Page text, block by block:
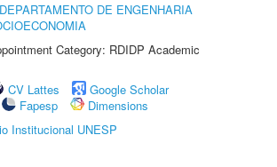
DEPARTAMENTO DE ENGENHARIA
Category: RDIDP Academic
CV Lattes
Google Scholar
Fapesp
Dimensions
Institucional UNESP